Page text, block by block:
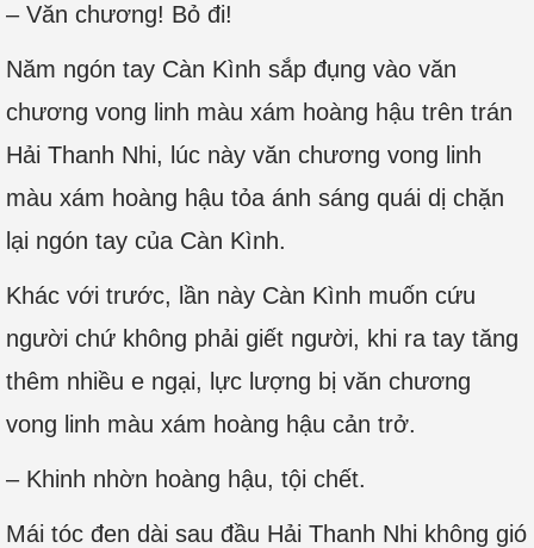
– Văn chương! Bỏ đi!
Năm ngón tay Càn Kình sắp đụng vào văn
chương vong linh màu xám hoàng hậu trên trán
Hải Thanh Nhi, lúc này văn chương vong linh
màu xám hoàng hậu tỏa ánh sáng quái dị chặn
lại ngón tay của Càn Kình.
Khác với trước, lần này Càn Kình muốn cứu
người chứ không phải giết người, khi ra tay tăng
thêm nhiều e ngại, lực lượng bị văn chương
vong linh màu xám hoàng hậu cản trở.
– Khinh nhờn hoàng hậu, tội chết.
Mái tóc đen dài sau đầu Hải Thanh Nhi không gió